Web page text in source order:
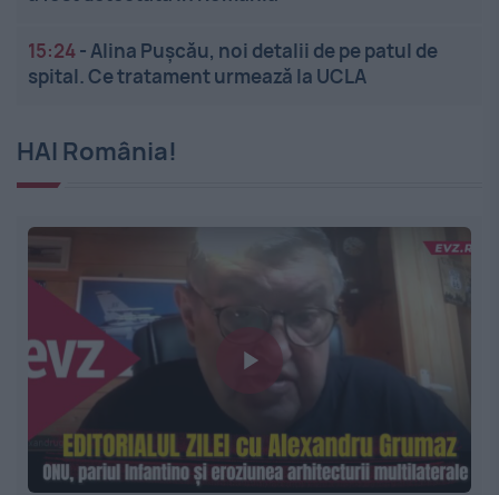
15:24-Alina Pușcău, noi detalii de pe patul de
spital. Ce tratament urmează la UCLA
HAI România!